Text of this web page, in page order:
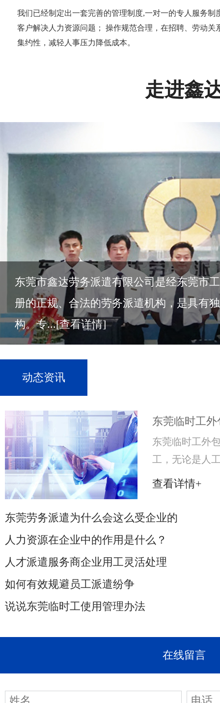
我们已经制定出一套完善的管理制度,一对一的专人服务
客户解决人力资源问题； 操作规范合理，在招聘、劳动
集约性，减轻人事压力降低成本。
走进鑫
东莞市鑫达劳务派遣有限公司是经东莞市
册的正规、合法的劳务派遣机构，是具有
构。专...[查看详情]
动态资讯
东莞临时工
东莞临时工外
工，无论是人
企业的利润就
获得更大的收
查看详情+
东莞劳务派遣为什么会这么受企业的
人力资源在企业中的作用是什么？
人才派遣服务商企业用工灵活处理
如何有效规避员工派遣纷争
说说东莞临时工使用管理办法
在线留言